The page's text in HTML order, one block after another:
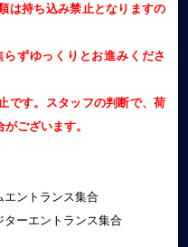
は持ち込み禁止となりますの
ずゆっくりとお進みくださ
です。スタッフの判断で、荷
ございます。
エントランス集合
ターエントランス集合